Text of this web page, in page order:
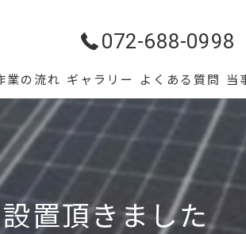
072-688-0998
業の流れ ギャラリー よくある質問 当
置頂きました